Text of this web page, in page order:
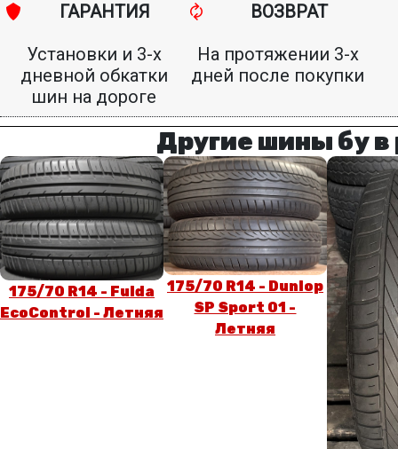
ГАРАНТИЯ
Установки и 3-х
дневной обкатки
шин на дороге
ВОЗВРАТ
На протяжении 3-х
дней после покупки
Другие шины бу в
175/70 R14 - Fulda
EcoControl - Летняя
175/70 R14 - Dunlop
SP Sport 01 -
Летняя